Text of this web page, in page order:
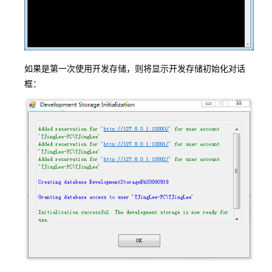
如果是第一次使用开发存储，则将显示开发存储初始化对话
框：